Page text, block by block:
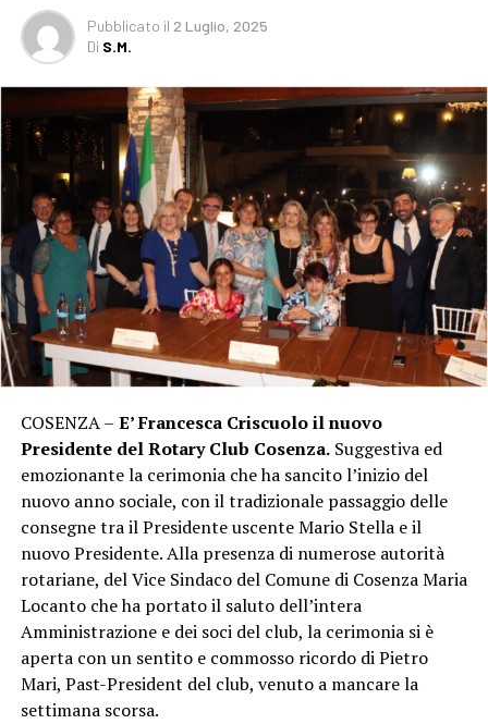
Pubblicato il 2 Luglio, 2025
Di S.M.
COSENZA – E’ Francesca Criscuolo il nuovo
Presidente del Rotary Club Cosenza.Suggestiva ed
emozionante la cerimonia che ha sancito l’inizio del
nuovo anno sociale, con il tradizionale passaggio delle
consegne tra il Presidente uscente Mario Stella e il
nuovo Presidente. Alla presenza di numerose autorità
rotariane, del Vice Sindaco del Comune di Cosenza Maria
Locanto che ha portato il saluto dell’intera
Amministrazione e dei soci del club, la cerimonia si è
aperta con un sentito e commosso ricordo di Pietro
Mari, Past-President del club, venuto a mancare la
settimana scorsa.